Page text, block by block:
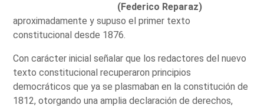
(Federico Reparaz)
aproximadamente y supuso el primer texto
constitucional desde 1876.
Con carácter inicial señalar que los redactores del nuevo
texto constitucional recuperaron principios
democráticos que ya se plasmaban en la constitución de
1812, otorgando una amplia declaración de derechos,